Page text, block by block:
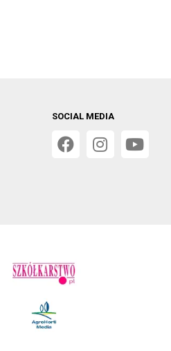
SOCIAL MEDIA